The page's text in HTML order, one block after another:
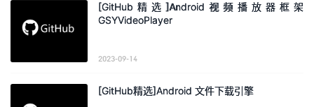
[GitHub精选]Android视频播放器框架
GSYVideoPlayer
2023-09-14
[GitHub精选]Android 文件下载引擎